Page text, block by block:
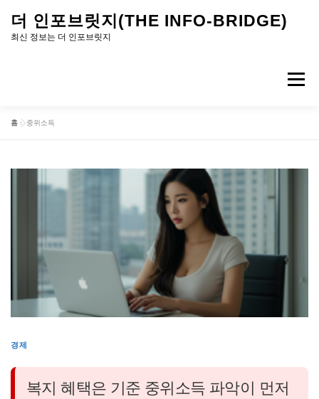
가
더 인포브릿지(THE INFO-BRIDGE)
최신 정보는 더 인포브릿지
메뉴
홈 »중위소득
경제
복지 혜택은 기준 중위소득 파악이 먼저